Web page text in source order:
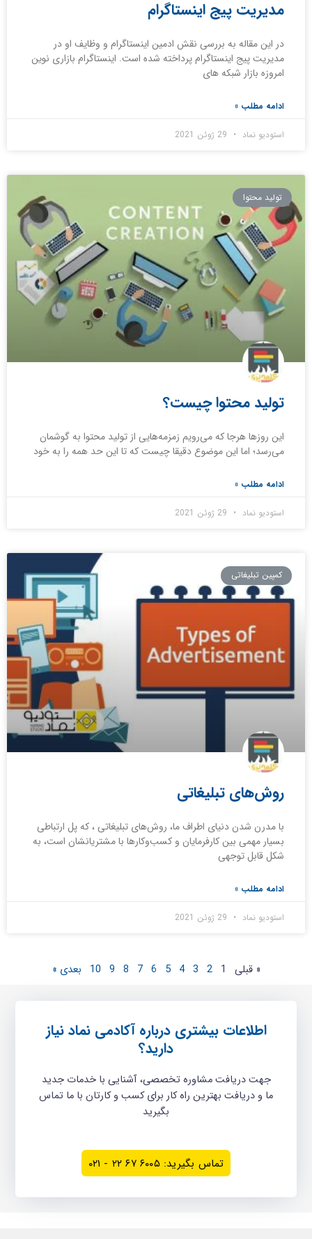
مدیریت پیج اینستاگرام
در این مقاله به بررسی نقش ادمین اینستاگرام و وظایف او در
مدیریت پیج اینستاگرام پرداخته شده است. اینستاگرام بازاری نوین
امروزه بازار شبکه­ های
ادامه مطلب »
استودیو نماد
تولید محتوا
تولید محتوا چیست؟
این روزها هرجا که می‌رویم زمزمه‌هایی از تولید محتوا به گوشمان
می‌رسد؛ اما این موضوع دقیقا چیست که تا این حد همه را به خود
ادامه مطلب »
استودیو نماد
کمپین تبلیغاتی
روش‌های تبلیغاتی
با مدرن شدن دنیای اطراف ما، روش‌‌های تبلیغاتی ، که پل ارتباطی
بسیار مهمی بین کارفرمایان و کسب‌وکارها با مشتریانشان است، به
شکل قابل توجهی
ادامه مطلب »
استودیو نماد
« قبلی 1
2
3
4
5
6
7
8
9
10 بعدی »
اطلاعات بیشتری درباره آکادمی نماد نیاز
دارید؟
جهت دریافت مشاوره تخصصی، آشنایی با خدمات جدید
ما و دریافت بهترین راه کار برای کسب و کارتان با ما تماس
بگیرید
تماس بگیرید: ۶۰۰۵ ۶۷ ۲۲ - ۰۲۱